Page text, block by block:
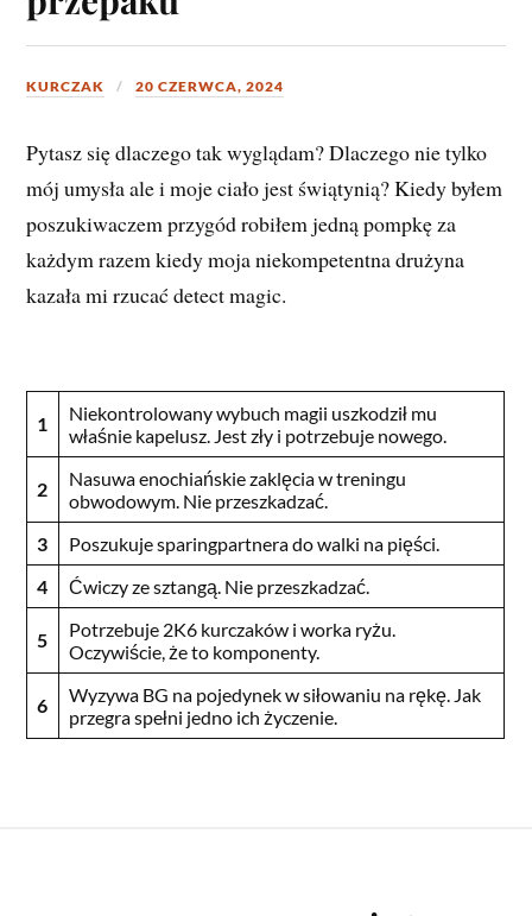
KURCZAK 20 CZERWCA, 2024
Pytasz się dlaczego tak wyglądam? Dlaczego nie tylko
mój umysła ale i moje ciało jest świątynią? Kiedy byłem
poszukiwaczem przygód robiłem jedną pompkę za
każdym razem kiedy moja niekompetentna drużyna
kazała mi rzucać detect magic.
1
Niekontrolowany wybuch magii uszkodził mu
właśnie kapelusz. Jest zły i potrzebuje nowego.
2
Nasuwa enochiańskie zaklęcia w treningu
obwodowym. Nie przeszkadzać.
3
Poszukuje sparingpartnera do walki na pięści.
4
Ćwiczy ze sztangą. Nie przeszkadzać.
5
Potrzebuje 2K6 kurczaków i worka ryżu.
Oczywiście, że to komponenty.
6
Wyzywa BG na pojedynek w siłowaniu na rękę. Jak
przegra spełni jedno ich życzenie.